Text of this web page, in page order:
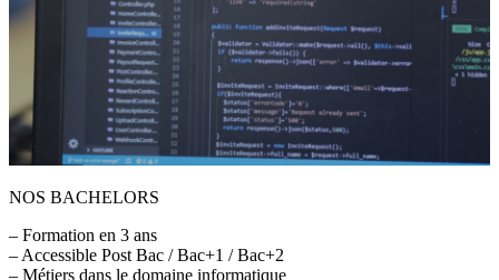
NOS BACHELORS
– Formation en 3 ans
– Accessible Post Bac / Bac+1 / Bac+2
– Métiers dans le domaine informatique